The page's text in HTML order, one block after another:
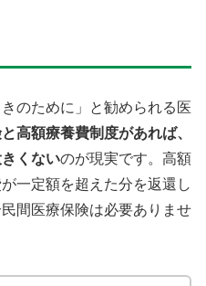
のために」と勧められる医
高額療養費制度があれば、
くないのが現実です。高額
一定額を超えた分を返還し
間医療保険は必要ありませ